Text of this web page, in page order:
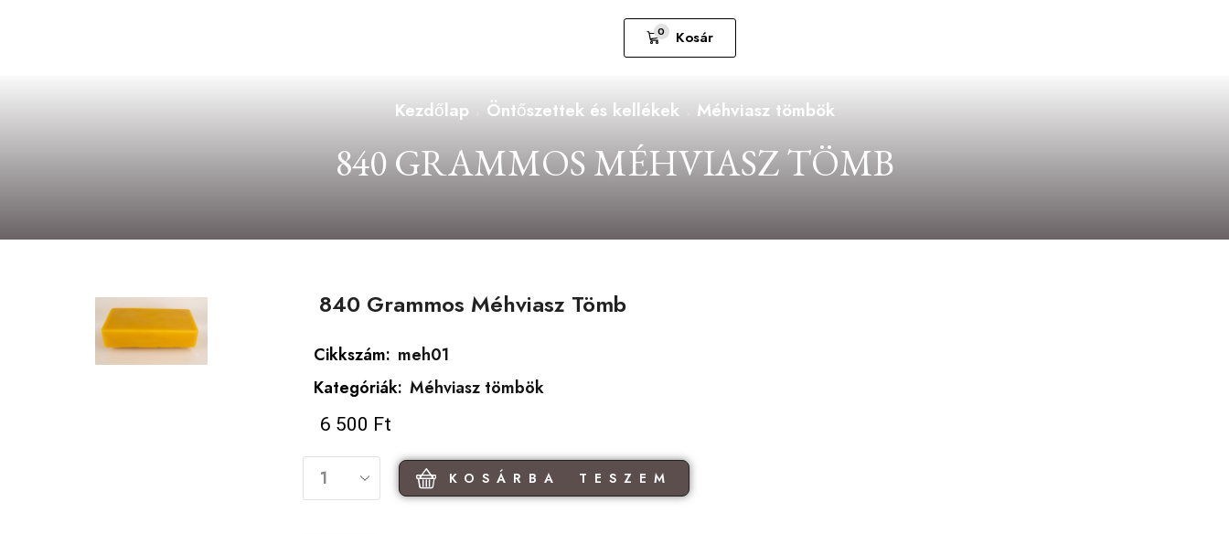
0 Kosár
Kezdőlap Öntőszettek és kellékek Méhviasz tömbök
840 GRAMMOS MÉHVIASZ TÖMB
840 Grammos Méhviasz Tömb
Cikkszám: meh01
Kategóriák: Méhviasz tömbök
6 500 Ft
KOSÁRBA TESZEM